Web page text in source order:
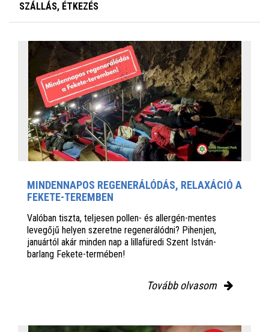
SZÁLLÁS, ÉTKEZÉS
MINDENNAPOS REGENERÁLÓDÁS, RELAXÁCIÓ A
FEKETE-TEREMBEN
Valóban tiszta, teljesen pollen- és allergén-mentes
levegőjű helyen szeretne regenerálódni? Pihenjen,
januártól akár minden nap a lillafüredi Szent István-
barlang Fekete-termében!
Tovább olvasom